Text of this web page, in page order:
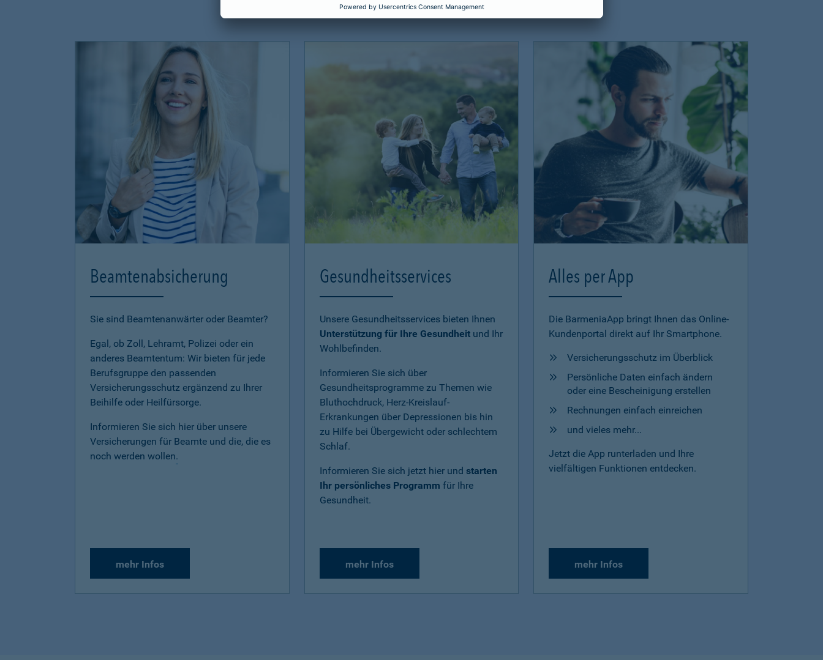
Beamtenabsicherung
Sie sind Beamtenanwärter oder Beamter?
Egal, ob Zoll, Lehramt, Polizei oder ein
anderes Beamtentum: Wir bieten für jede
Berufsgruppe den passenden
Versicherungsschutz ergänzend zu Ihrer
Beihilfe oder Heilfürsorge.
Informieren Sie sich hier über unsere
Versicherungen für Beamte und die, die es
noch werden wollen.
mehr Infos
Gesundheitsservices
Unsere Gesundheitsservices bieten Ihnen
Unterstützung für Ihre Gesundheitund Ihr
Wohlbefinden.
Informieren Sie sich über
Gesundheitsprogramme zu Themen wie
Bluthochdruck, Herz-Kreislauf-
Erkrankungen über Depressionen bis hin
zu Hilfe bei Übergewicht oder schlechtem
Schlaf.
Informieren Sie sich jetzt hier und starten
Ihr persönliches Programm für Ihre
Gesundheit.
mehr Infos
Alles per App
Die BarmeniaApp bringt Ihnen das Online-
Kundenportal direkt auf Ihr Smartphone.
Versicherungsschutz im Überblick
Persönliche Daten einfach ändern
oder eine Bescheinigung erstellen
Rechnungen einfach einreichen
und vieles mehr...
Jetzt die App runterladen und Ihre
vielfältigen Funktionen entdecken.
mehr Infos